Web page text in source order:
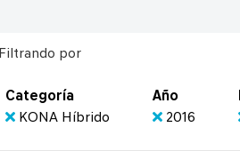
Filtrando por
Categoría
KONA Híbrido
Año
2016